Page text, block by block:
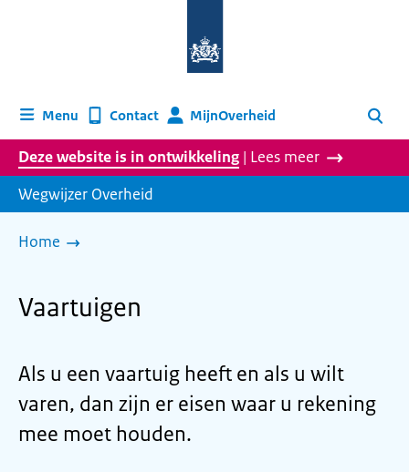
homepage
Menu Contact MijnOverheid Zoeken
Deze website is in ontwikkeling | Lees meer
Wegwijzer Overheid
Home
Vaartuigen
Als u een vaartuig heeft en als u wilt
varen, dan zijn er eisen waar u rekening
mee moet houden.